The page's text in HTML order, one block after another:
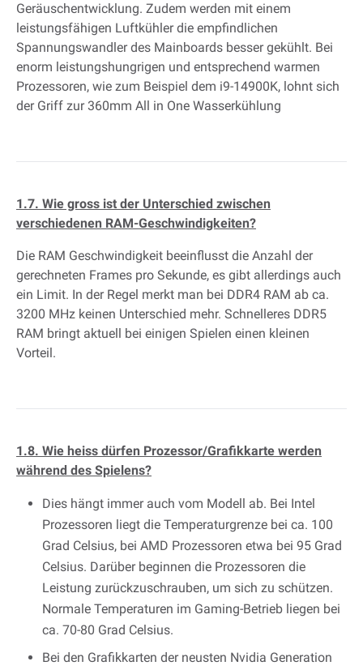
Geräuschentwicklung. Zudem werden mit einem
leistungsfähigen Luftkühler die empfindlichen
Spannungswandler des Mainboards besser gekühlt. Bei
enorm leistungshungrigen und entsprechend warmen
Prozessoren, wie zum Beispiel dem i9-14900K, lohnt sich
der Griff zur 360mm All in One Wasserkühlung
1.7. Wie gross ist der Unterschied zwischen
verschiedenen RAM-Geschwindigkeiten?
Die RAM Geschwindigkeit beeinflusst die Anzahl der
gerechneten Frames pro Sekunde, es gibt allerdings auch
ein Limit. In der Regel merkt man bei DDR4 RAM ab ca.
3200 MHz keinen Unterschied mehr. Schnelleres DDR5
RAM bringt aktuell bei einigen Spielen einen kleinen
Vorteil.
1.8. Wie heiss dürfen Prozessor/Grafikkarte werden
während des Spielens?
Dies hängt immer auch vom Modell ab. Bei Intel
Prozessoren liegt die Temperaturgrenze bei ca. 100
Grad Celsius, bei AMD Prozessoren etwa bei 95 Grad
Celsius. Darüber beginnen die Prozessoren die
Leistung zurückzuschrauben, um sich zu schützen.
Normale Temperaturen im Gaming-Betrieb liegen bei
ca. 70-80 Grad Celsius.
Bei den Grafikkarten der neusten Nvidia Generation